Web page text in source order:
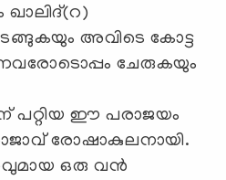
അവിടെ കോട്ട
ചേരുകയും
ഈ പരാജയം
രോഷാകുലനായി.
ഒരു വന്‍